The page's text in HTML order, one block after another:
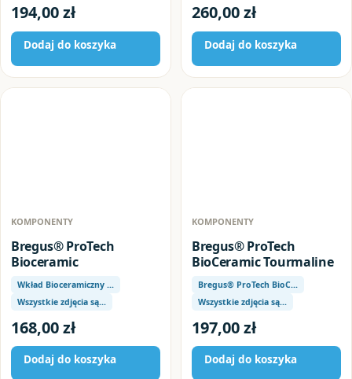
194,00zł
Dodaj do koszyka
260,00zł
Dodaj do koszyka
KOMPONENTY
Bregus® ProTech
Bioceramic
Wkład Bioceramiczny …
Wszystkie zdjęcia są…
168,00zł
Dodaj do koszyka
KOMPONENTY
Bregus® ProTech
BioCeramic Tourmaline
Bregus® ProTech BioC…
Wszystkie zdjęcia są…
197,00zł
Dodaj do koszyka